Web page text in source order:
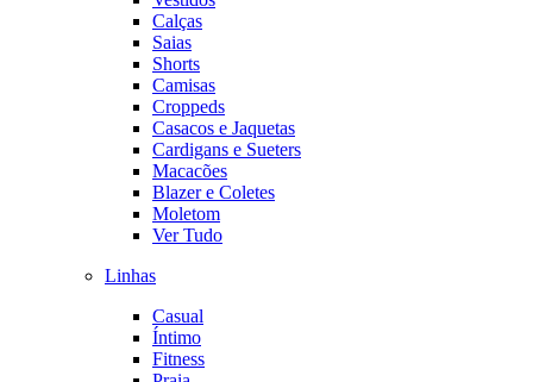
Calças
Saias
Shorts
Camisas
Croppeds
Casacos e Jaquetas
Cardigans e Sueters
Macacões
Blazer e Coletes
Moletom
Ver Tudo
Linhas
Casual
Íntimo
Fitness